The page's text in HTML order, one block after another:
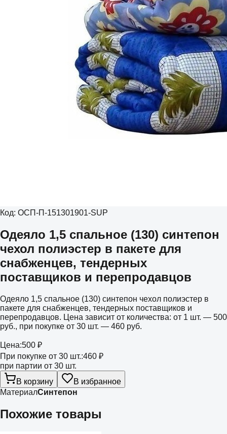
Код: ОСП-П-151301901-SUP
Одеяло 1,5 спальное (130) синтепон
чехол полиэстер в пакете для
снабженцев, тендерных
поставщиков и перепродавцов
Одеяло 1,5 спальное (130) синтепон чехол полиэстер в
пакете для снабженцев, тендерных поставщиков и
перепродавцов. Цена зависит от количества: от 1 шт. — 500
руб., при покупке от 30 шт. — 460 руб.
Цена:500 ₽
При покупке от 30 шт.:460 ₽
при партии от 30 шт.
В корзину
В избранное
МатериалСинтепон
Похожие товары